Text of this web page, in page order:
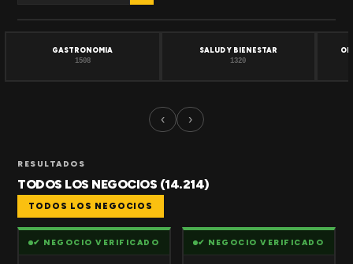
GASTRONOMIA
1508
SALUD Y BIENESTAR
1320
‹ ›
RESULTADOS
TODOS LOS NEGOCIOS (14.214)
TODOS LOS NEGOCIOS
✔ NEGOCIO VERIFICADO ✔ NEGOCIO VERIFICADO